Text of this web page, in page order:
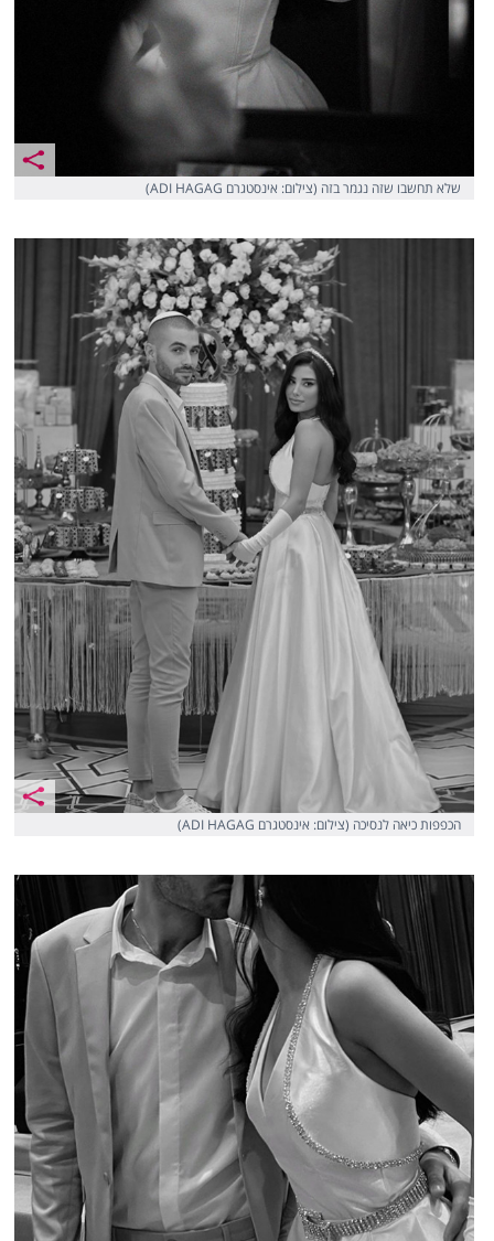
שלא תחשבו שזה נגמר בזה (צילום: אינסטגרם ADI HAGAG)
הכפפות כיאה לנסיכה (צילום: אינסטגרם ADI HAGAG)